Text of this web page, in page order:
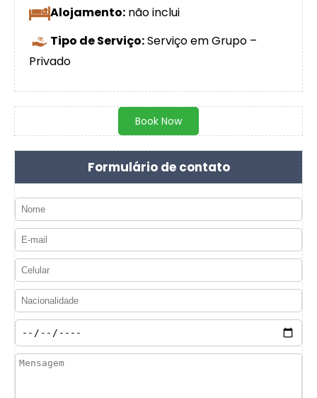
Alojamento: não inclui
Tipo de Serviço:Serviço em Grupo –
Privado
Book Now
Formulário de contato